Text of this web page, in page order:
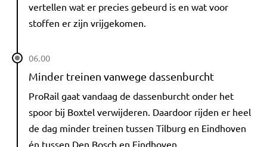
vertellen wat er precies gebeurd is en wat voor
stoffen er zijn vrijgekomen.
06.00
Minder treinen vanwege dassenburcht
ProRail gaat vandaag de dassenburcht onder het
spoor bij Boxtel verwijderen. Daardoor rijden er heel
de dag minder treinen tussen Tilburg en Eindhoven
én tussen Den Bosch en Eindhoven.